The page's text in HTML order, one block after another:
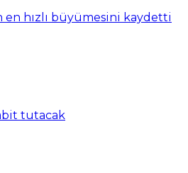
hızlı büyümesini kaydetti
tutacak